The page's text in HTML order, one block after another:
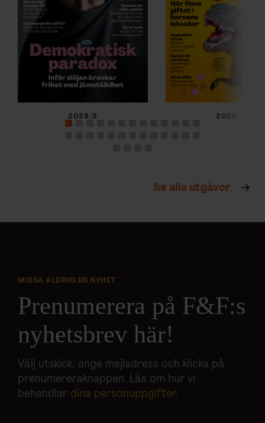
2026/5 2026/4
Se alla utgåvor
MISSA ALDRIG EN NYHET
Prenumerera på F&F:s
nyhetsbrev här!
Välj utskick, ange mejladress och klicka på
prenumereraknappen. Läs om hur vi
behandlar dina personuppgifter.